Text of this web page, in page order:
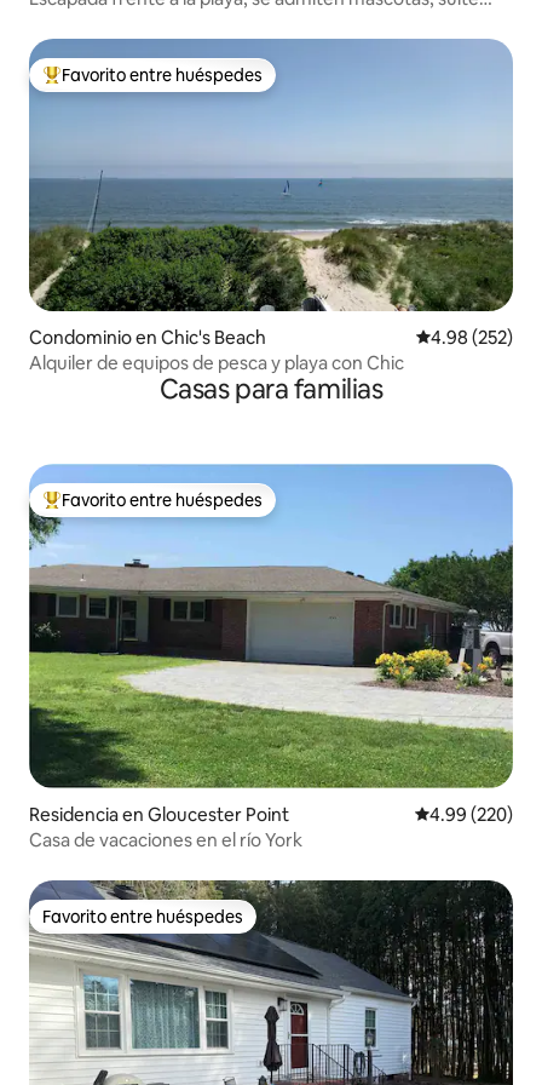
De los mejores en Favorito entre huéspedes
Favorito entre huéspedes
Condominio en Chic's Beach Calificación
4.98 (252)
Alquiler de equipos de pesca y playa con Chic
Casas para familias
De los mejores en Favorito entre huéspedes
Favorito entre huéspedes
Residencia en Gloucester Point Calificación
4.99 (220)
Casa de vacaciones en el río York
Favorito entre huéspedes
Favorito entre huéspedes